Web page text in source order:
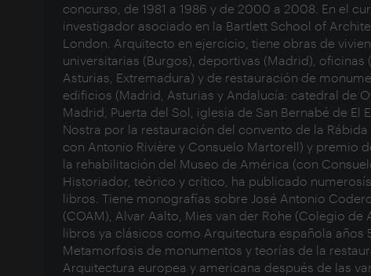
concurso, de 1981 a 1986 y de 2000 a 2008. En el
investigador asociado en la Bartlett School of
London. Arquitecto en ejercicio, tiene obras de
universitarias (Burgos), deportivas (Madrid), oficinas
Asturias, Extremadura) y de restauración de
edificios (Madrid, Asturias y Andalucía: catedral de
Madrid, Puerta del Sol, iglesia de San Bernabé de El
Nostra por la restauración del convento de la Rábida
con Antonio Rivière y Consuelo Martorell) y premio
la rehabilitación del Museo de América (con
Historiador, teórico y crítico, ha publicado
libros. Tiene monografías sobre José Antonio
(COAM), Alvar Aalto, Mies van der Rohe (Colegio
libros ya clásicos como Arquitectura española años
Metamorfosis de monumentos y teorías de la
Arquitectura europea y americana después de las